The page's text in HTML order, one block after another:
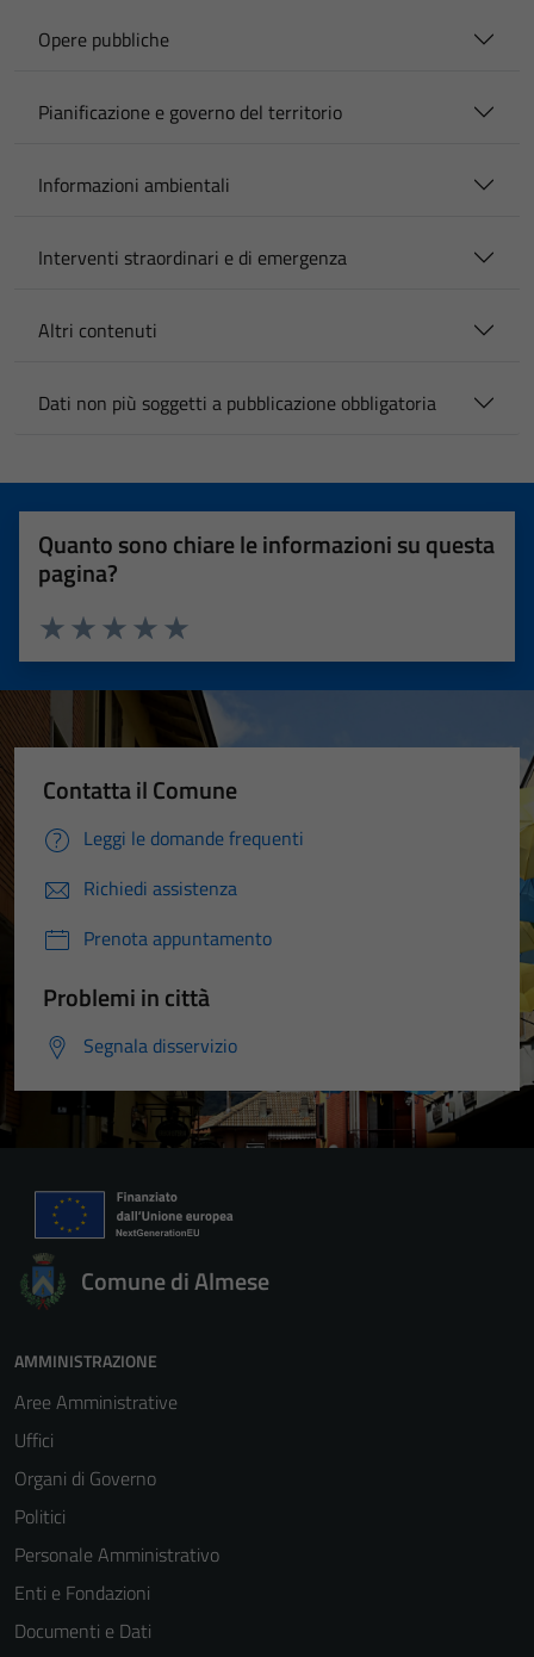
Opere pubbliche
Pianificazione e governo del territorio
Informazioni ambientali
Interventi straordinari e di emergenza
Altri contenuti
Dati non più soggetti a pubblicazione obbligatoria
Quanto sono chiare le informazioni su questa
pagina?
Valuta 5 stelle su 5
Valuta 4 stelle su 5
Valuta 3 stelle su 5
Valuta 2 stelle su 5
Valuta 1 stelle su 5
Contatta il Comune
Leggi le domande frequenti
Richiedi assistenza
Prenota appuntamento
Problemi in città
Segnala disservizio
Comune di Almese
AMMINISTRAZIONE
Aree Amministrative
Uffici
Organi di Governo
Politici
Personale Amministrativo
Enti e Fondazioni
Documenti e Dati